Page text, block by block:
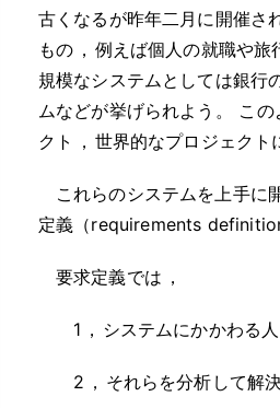
古くなるが昨年二月に開催さ
もの ， 例えば個人の就職や旅
規模なシステムとしては銀行
ムなどが挙げられよう 。
この
クト
， 世界的なプロジェクト
これらのシステムを上手に
定義（requirements
要求定義では ，
1 ， システムにかかわる
2 ， それらを分析して解